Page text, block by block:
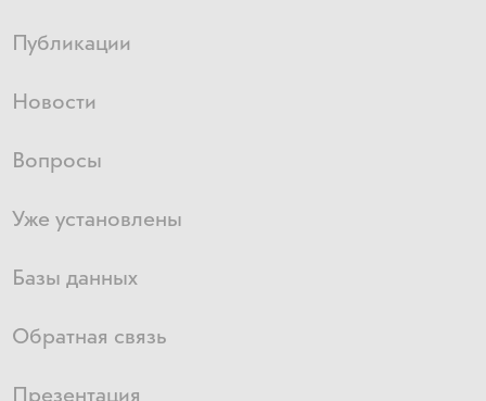
Публикации
Новости
Вопросы
Уже установлены
Базы данных
Обратная связь